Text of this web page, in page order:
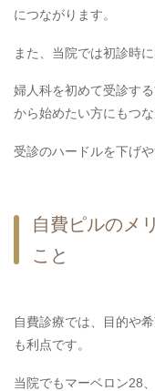
につながります。
また、当院では初診時
婦人科を初めて受診す
から始めたい方にもつ
受診のハードルを下げ
自費ピルのメ
こと
自費診療では、目的や
も利点です。
当院でもマーベロン28